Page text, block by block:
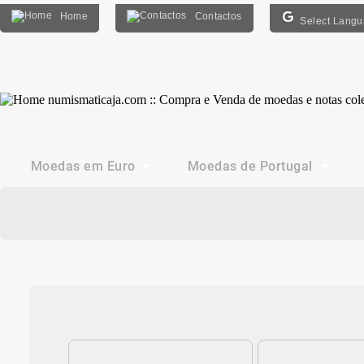
Home Contactos Select
Moedas em Euro Moedas de Portugal